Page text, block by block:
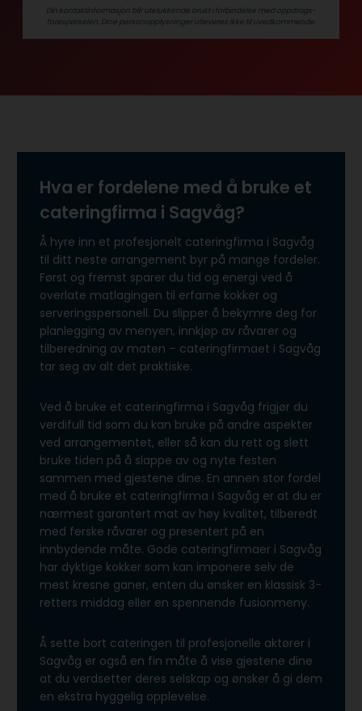
Din kontaktinformasjon blir utelukkende brukt i forbindelse med oppdrags­
forespørselen. Dine person­­opplysninger utleveres ikke til uvedkommende.
Hva er fordelene med å bruke et
cateringfirma i Sagvåg?
Å hyre inn et profesjonelt cateringfirma i Sagvåg
til ditt neste arrangement byr på mange fordeler.
Først og fremst sparer du tid og energi ved å
overlate matlagingen til erfarne kokker og
serveringspersonell. Du slipper å bekymre deg for
planlegging av menyen, innkjøp av råvarer og
tilberedning av maten – cateringfirmaet i Sagvåg
tar seg av alt det praktiske.
Ved å bruke et cateringfirma i Sagvåg frigjør du
verdifull tid som du kan bruke på andre aspekter
ved arrangementet, eller så kan du rett og slett
bruke tiden på å slappe av og nyte festen
sammen med gjestene dine. En annen stor fordel
med å bruke et cateringfirma i Sagvåg er at du er
nærmest garantert mat av høy kvalitet, tilberedt
med ferske råvarer og presentert på en
innbydende måte. Gode cateringfirmaer i Sagvåg
har dyktige kokker som kan imponere selv de
mest kresne ganer, enten du ønsker en klassisk 3-
retters middag eller en spennende fusionmeny.
Å sette bort cateringen til profesjonelle aktører i
Sagvåg er også en fin måte å vise gjestene dine
at du verdsetter deres selskap og ønsker å gi dem
en ekstra hyggelig opplevelse.